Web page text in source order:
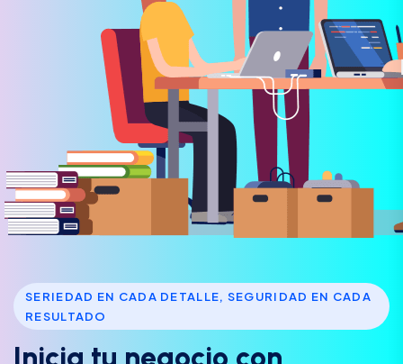
SERIEDAD EN CADA DETALLE, SEGURIDAD EN CADA
RESULTADO